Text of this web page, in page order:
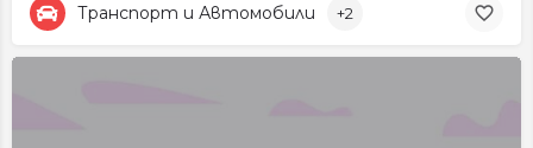
Транспорт и Автомобили +2